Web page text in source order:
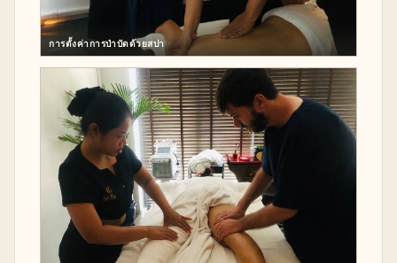
การตั้งค่าการบำบัดด้วยสปา